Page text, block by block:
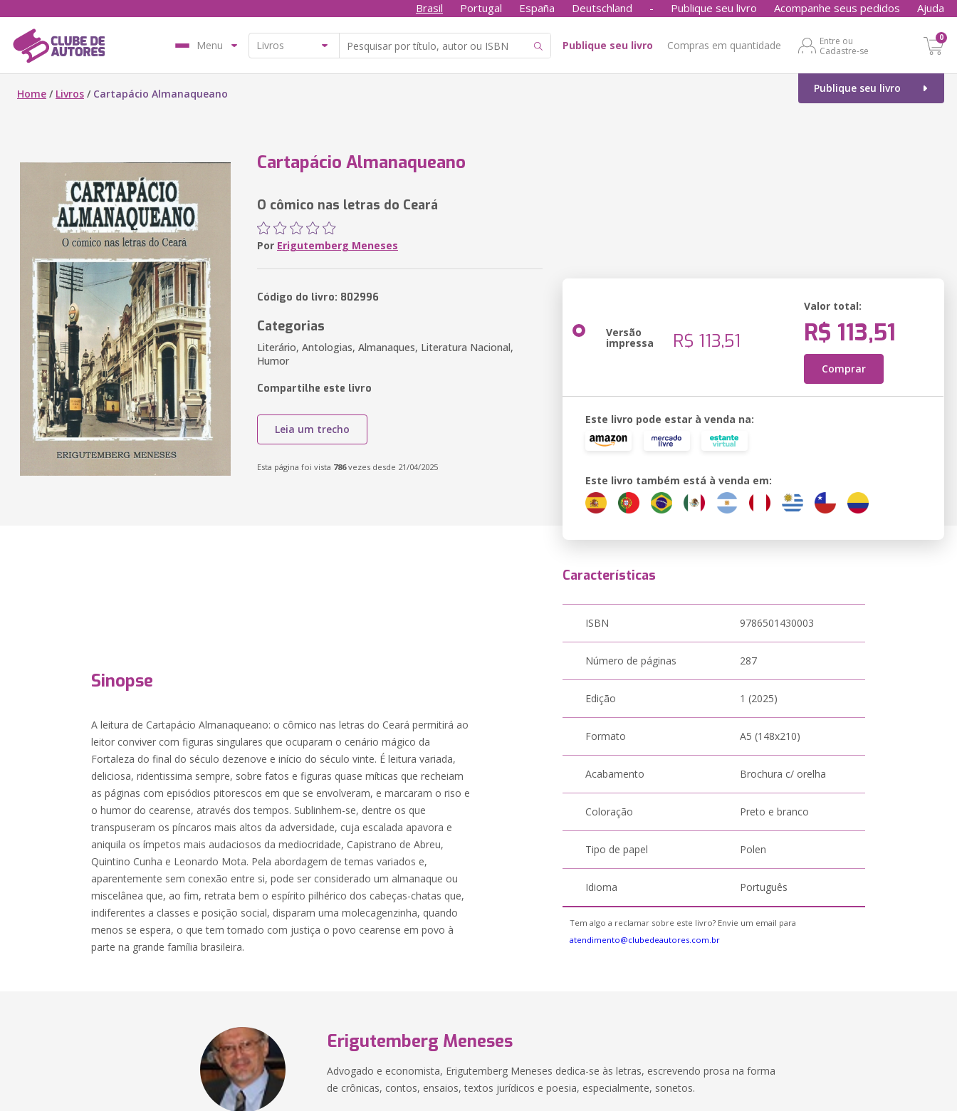
Brasil Portugal España Deutschland - Publique seu livro Acompanhe seus pedidos Ajuda
Menu Publique seu livro Compras em quantidade
Entre ou
Cadastre-se
0
Publique seu livro
Home / Livros / Cartapácio Almanaqueano
Cartapácio Almanaqueano
O cômico nas letras do Ceará
Por Erigutemberg Meneses
Código do livro: 802996
Categorias
Literário, Antologias, Almanaques, Literatura Nacional,
Humor
Compartilhe este livro
Leia um trecho
Esta página foi vista 786vezes desde 21/04/2025
Versão
impressa R$ 113,51
Valor total:
R$ 113,51
Comprar
Este livro pode estar à venda na:
Este livro também está à venda em:
Sinopse
A leitura de Cartapácio Almanaqueano: o cômico nas letras do Ceará permitirá ao
leitor conviver com figuras singulares que ocuparam o cenário mágico da
Fortaleza do final do século dezenove e início do século vinte. É leitura variada,
deliciosa, ridentissima sempre, sobre fatos e figuras quase míticas que recheiam
as páginas com episódios pitorescos em que se envolveram, e marcaram o riso e
o humor do cearense, através dos tempos. Sublinhem-se, dentre os que
transpuseram os píncaros mais altos da adversidade, cuja escalada apavora e
aniquila os ímpetos mais audaciosos da mediocridade, Capistrano de Abreu,
Quintino Cunha e Leonardo Mota. Pela abordagem de temas variados e,
aparentemente sem conexão entre si, pode ser considerado um almanaque ou
miscelânea que, ao fim, retrata bem o espírito pilhérico dos cabeças-chatas que,
indiferentes a classes e posição social, disparam uma molecagenzinha, quando
menos se espera, o que tem tornado com justiça o povo cearense em povo à
parte na grande família brasileira.
Características
ISBN 9786501430003
Número de páginas 287
Edição 1 (2025)
Formato A5 (148x210)
Acabamento Brochura c/ orelha
Coloração Preto e branco
Tipo de papel Polen
Idioma Português
Tem algo a reclamar sobre este livro? Envie um email para
atendimento@clubedeautores.com.br
Erigutemberg Meneses
Advogado e economista, Erigutemberg Meneses dedica-se às letras, escrevendo prosa na forma
de crônicas, contos, ensaios, textos jurídicos e poesia, especialmente, sonetos.